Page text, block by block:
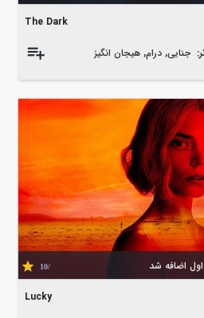
The Dark
جنایی, درام, هیجان انگیز
/10
Lucky